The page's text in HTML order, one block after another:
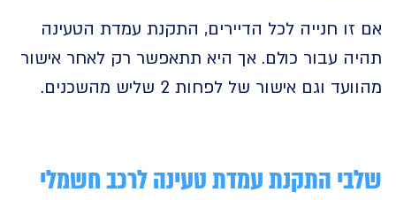
חנייה לכל הדיירים, התקנת עמדת הטעינה
עבור כולם. אך היא תתאפשר רק לאחר אישור
וגם אישור של לפחות 2 שליש מהשכנים.
התקנת עמדת טעינה לרכב חשמלי